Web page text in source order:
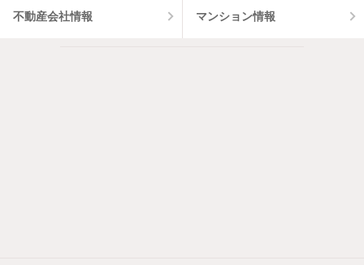
不動産会社情報 マンション情報